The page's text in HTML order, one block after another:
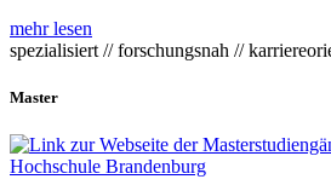
mehr lesen
spezialisiert // forschungsnah //
Master